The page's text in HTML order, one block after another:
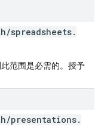
/spreadsheets.
范围是必需的。 授予
/presentations.